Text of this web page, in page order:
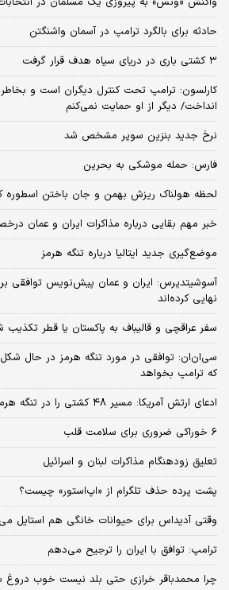
حادثه برای بالگرد ترامپ در آسمان واشنگتن
۳ کشتی باری در دریای سیاه هدف قرار گرفت
کارلسون: ترامپ تحت کنترل دیگران است و بخاطر
انداخت/ دیگر از او حمایت نمی‌کنم
نرخ جدید بنزین سوپر مشخص شد
فارس: حمله موشکی به بحرین
لحظه هولناک ریزش بهمن و جان باختن اسطوره
خبر مهم بقایی درباره مذاکرات ایران و عمان
موضع‌گیری جدید ایتالیا درباره تنگه هرمز
آسوشیتدپرس: ایران و عمان پیش‌‌نویس توافقی
نهایی کرده‌اند
سفر عراقچی و قالیباف به پاکستان یا قطر تکذیب
سی‌ان‌ان: توافقی در مورد تنگه هرمز در حال
که ترامپ بخواهد
ادعای ارتش آمریکا: مسیر ۴۸ کشتی را در تنگه هرمز تغییر دادیم
6 خوراکی ضروری برای سلامت قلب
تعلیق زودهنگام مذاکرات لبنان و اسرائیل
پشت پرده حذف تلگرام از «اپ‌استور» چیست؟
وقتی آدیداس برای حیوانات خانگی هم استایل
ترامپ: توافق با ایران را ترجیح می‌دهم
چرا محمدباقر خرازی حتی بلد نیست خوب دروغ